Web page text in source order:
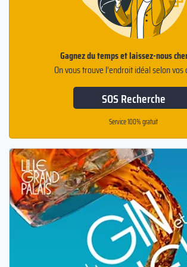
Gagnez du temps et laissez-nous
On vous trouve l’endroit idéal selon
SOS Recherche
Service 100% gratuit